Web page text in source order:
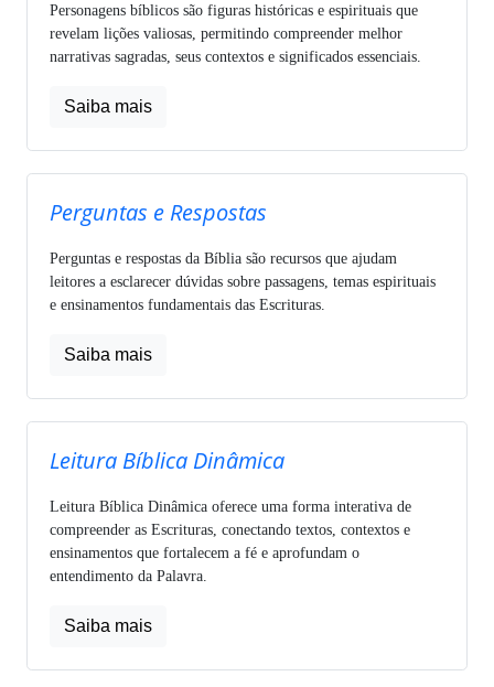
Personagens bíblicos são figuras históricas e espirituais que
revelam lições valiosas, permitindo compreender melhor
narrativas sagradas, seus contextos e significados essenciais.
Saiba mais
Perguntas e Respostas
Perguntas e respostas da Bíblia são recursos que ajudam
leitores a esclarecer dúvidas sobre passagens, temas espirituais
e ensinamentos fundamentais das Escrituras.
Saiba mais
Leitura Bíblica Dinâmica
Leitura Bíblica Dinâmica oferece uma forma interativa de
compreender as Escrituras, conectando textos, contextos e
ensinamentos que fortalecem a fé e aprofundam o
entendimento da Palavra.
Saiba mais